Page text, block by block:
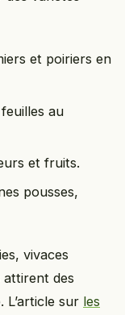
et poiriers en
au
et fruits.
pousses,
vivaces
attirent des
L’article sur les